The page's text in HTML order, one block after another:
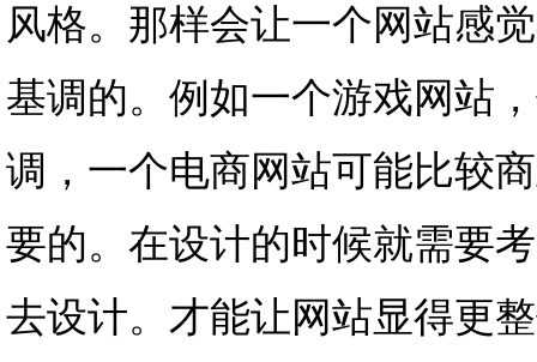
风格。那样会让一个网站感
基调的。例如一个游戏网站
调，一个电商网站可能比较
要的。在设计的时候就需要
去设计。才能让网站显得更